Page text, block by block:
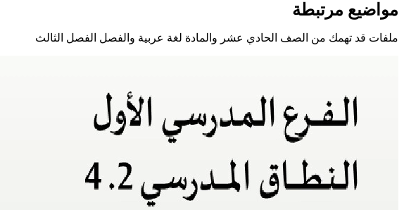
مواضيع مرتبطة
ملفات قد تهمك من الصف الحادي عشر والمادة لغة عربية والفصل الفصل الثالث